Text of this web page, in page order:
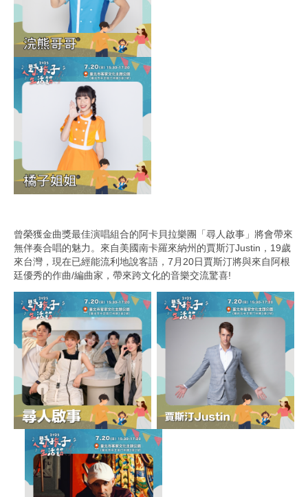
曾榮獲金曲獎最佳演唱組合的阿卡貝拉樂團「尋人啟事」將會帶來
無伴奏合唱的魅力。來自美國南卡羅來納州的賈斯汀Justin，19歲
來台灣，現在已經能流利地說客語，7月20日賈斯汀將與來自阿根
廷優秀的作曲/編曲家，帶來跨文化的音樂交流驚喜!